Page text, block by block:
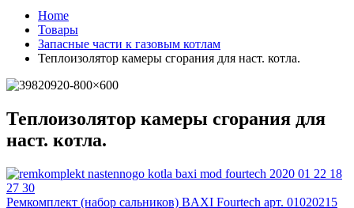
Home
Товары
Запасные части к газовым котлам
Теплоизолятор камеры сгорания для наст. котла.
Теплоизолятор камеры сгорания для
наст. котла.
Ремкомплект (набор сальников) BAXI Fourtech арт. 01020215